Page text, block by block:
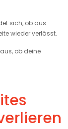
sich, ob aus
wieder verlässt.
ob deine